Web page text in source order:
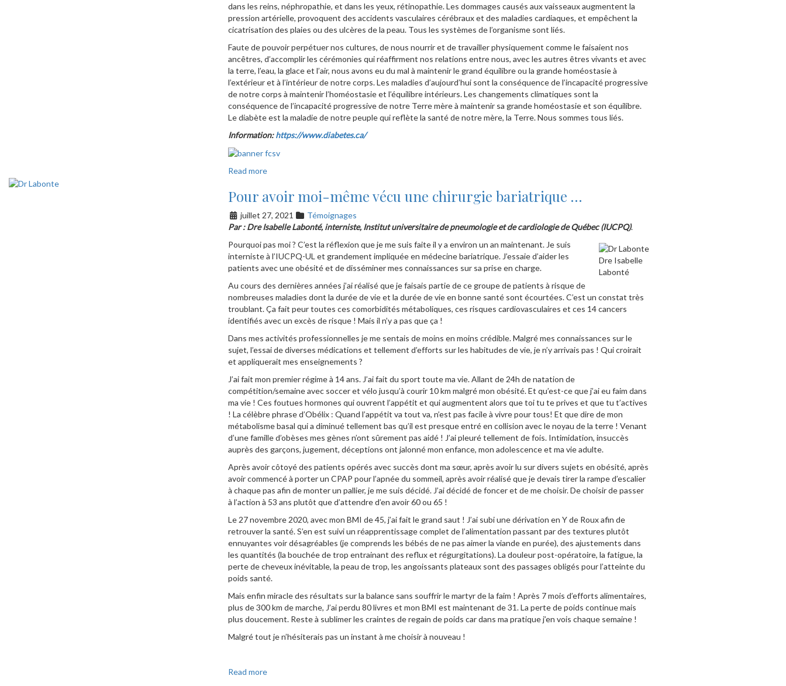
dans les reins, néphropathie, et dans les yeux, rétinopathie. Les dommages causés aux vaisseaux augmentent la
pression artérielle, provoquent des accidents vasculaires cérébraux et des maladies cardiaques, et empêchent la
cicatrisation des plaies ou des ulcères de la peau. Tous les systèmes de l’organisme sont liés.
Faute de pouvoir perpétuer nos cultures, de nous nourrir et de travailler physiquement comme le faisaient nos
ancêtres, d’accomplir les cérémonies qui réaffirment nos relations entre nous, avec les autres êtres vivants et avec
la terre, l’eau, la glace et l’air, nous avons eu du mal à maintenir le grand équilibre ou la grande homéostasie à
l’extérieur et à l’intérieur de notre corps. Les maladies d’aujourd’hui sont la conséquence de l’incapacité progressive
de notre corps à maintenir l’homéostasie et l’équilibre intérieurs. Les changements climatiques sont la
conséquence de l’incapacité progressive de notre Terre mère à maintenir sa grande homéostasie et son équilibre.
Le diabète est la maladie de notre peuple qui reflète la santé de notre mère, la Terre. Nous sommes tous liés.
Information:https://www.diabetes.ca/
Read more
Pour avoir moi-même vécu une chirurgie bariatrique …
juillet 27, 2021
Témoignages
Par : Dre Isabelle Labonté, interniste, Institut universitaire de pneumologie et de cardiologie de Québec (IUCPQ).
Dre Isabelle
Labonté
Pourquoi pas moi ? C’est la réflexion que je me suis faite il y a environ un an maintenant. Je suis
interniste à l’IUCPQ-UL et grandement impliquée en médecine bariatrique. J’essaie d’aider les
patients avec une obésité et de disséminer mes connaissances sur sa prise en charge.
Au cours des dernières années j’ai réalisé que je faisais partie de ce groupe de patients à risque de
nombreuses maladies dont la durée de vie et la durée de vie en bonne santé sont écourtées. C’est un constat très
troublant. Ça fait peur toutes ces comorbidités métaboliques, ces risques cardiovasculaires et ces 14 cancers
identifiés avec un excès de risque ! Mais il n’y a pas que ça !
Dans mes activités professionnelles je me sentais de moins en moins crédible. Malgré mes connaissances sur le
sujet, l’essai de diverses médications et tellement d’efforts sur les habitudes de vie, je n’y arrivais pas ! Qui croirait
et appliquerait mes enseignements ?
J’ai fait mon premier régime à 14 ans. J’ai fait du sport toute ma vie. Allant de 24h de natation de
compétition/semaine avec soccer et vélo jusqu’à courir 10 km malgré mon obésité. Et qu’est-ce que j’ai eu faim dans
ma vie ! Ces foutues hormones qui ouvrent l’appétit et qui augmentent alors que toi tu te prives et que tu t’actives
! La célèbre phrase d’Obélix : Quand l’appétit va tout va, n’est pas facile à vivre pour tous! Et que dire de mon
métabolisme basal qui a diminué tellement bas qu’il est presque entré en collision avec le noyau de la terre ! Venant
d’une famille d’obèses mes gènes n’ont sûrement pas aidé ! J’ai pleuré tellement de fois. Intimidation, insuccès
auprès des garçons, jugement, déceptions ont jalonné mon enfance, mon adolescence et ma vie adulte.
Après avoir côtoyé des patients opérés avec succès dont ma sœur, après avoir lu sur divers sujets en obésité, après
avoir commencé à porter un CPAP pour l’apnée du sommeil, après avoir réalisé que je devais tirer la rampe d’escalier
à chaque pas afin de monter un pallier, je me suis décidé. J’ai décidé de foncer et de me choisir. De choisir de passer
à l’action à 53 ans plutôt que d’attendre d’en avoir 60 ou 65 !
Le 27 novembre 2020, avec mon BMI de 45, j’ai fait le grand saut ! J’ai subi une dérivation en Y de Roux afin de
retrouver la santé. S’en est suivi un réapprentissage complet de l’alimentation passant par des textures plutôt
ennuyantes voir désagréables (je comprends les bébés de ne pas aimer la viande en purée), des ajustements dans
les quantités (la bouchée de trop entrainant des reflux et régurgitations). La douleur post-opératoire, la fatigue, la
perte de cheveux inévitable, la peau de trop, les angoissants plateaux sont des passages obligés pour l’atteinte du
poids santé.
Mais enfin miracle des résultats sur la balance sans souffrir le martyr de la faim ! Après 7 mois d’efforts alimentaires,
plus de 300 km de marche, J’ai perdu 80 livres et mon BMI est maintenant de 31. La perte de poids continue mais
plus doucement. Reste à sublimer les craintes de regain de poids car dans ma pratique j’en vois chaque semaine !
Malgré tout je n’hésiterais pas un instant à me choisir à nouveau !
Read more